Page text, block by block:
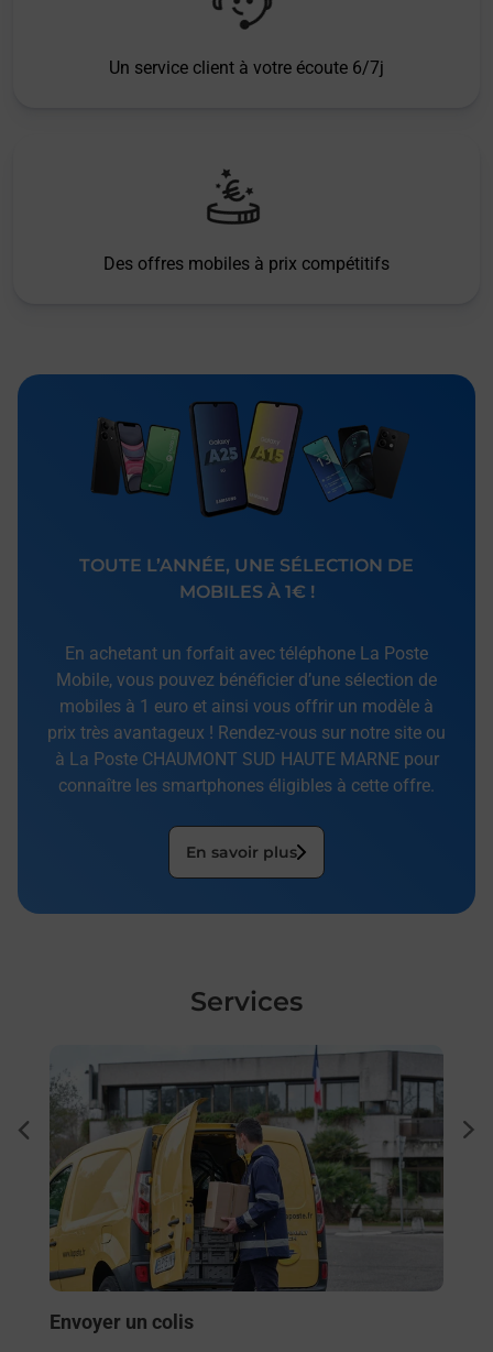
Un service client à votre écoute 6/7j
Des offres mobiles à prix compétitifs
TOUTE L’ANNÉE, UNE SÉLECTION DE
MOBILES À 1€ !
En achetant un forfait avec téléphone La Poste
Mobile, vous pouvez bénéficier d’une sélection de
mobiles à 1 euro et ainsi vous offrir un modèle à
prix très avantageux ! Rendez-vous sur notre site ou
à La Poste CHAUMONT SUD HAUTE MARNE pour
connaître les smartphones éligibles à cette offre.
En savoir plus
Services
Envoyer un colis